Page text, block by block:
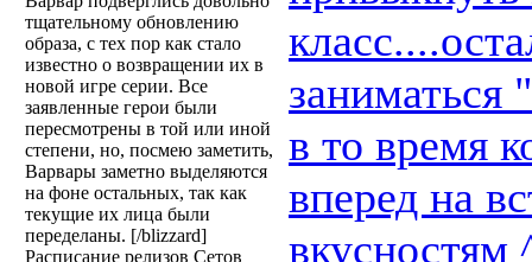
тщательному обновлению
образа, с тех пор как стало
известно о возвращении их в
новой игре серии. Все
заявленные герои были
пересмотрены в той или иной
степени, но, посмею заметить,
Варвары заметно выделяются
на фоне остальных, так как
текущие их лица были
переделаны. [/blizzard]
Расписание релизов Сетов
заниматься
в то время
вперед на
вкусностям